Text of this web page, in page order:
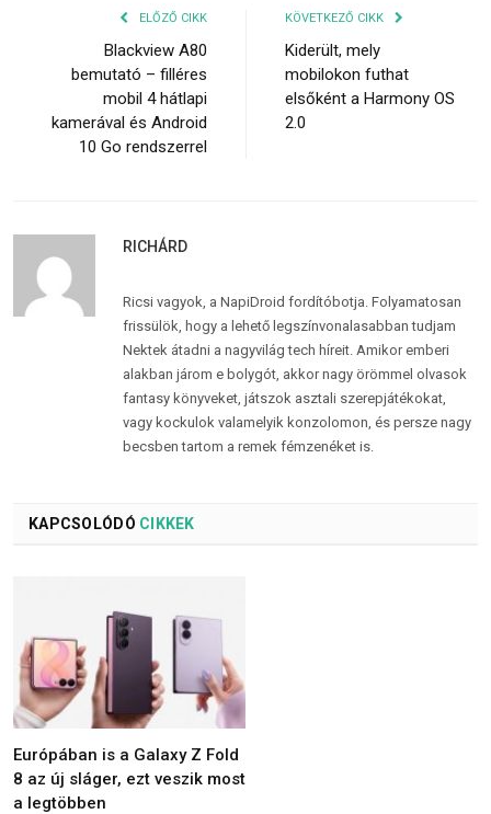
ELŐZŐ CIKK
Blackview A80
bemutató – filléres
mobil 4 hátlapi
kamerával és Android
10 Go rendszerrel
KÖVETKEZŐ CIKK
Kiderült, mely
mobilokon futhat
elsőként a Harmony OS
2.0
RICHÁRD
Ricsi vagyok, a NapiDroid fordítóbotja. Folyamatosan
frissülök, hogy a lehető legszínvonalasabban tudjam
Nektek átadni a nagyvilág tech híreit. Amikor emberi
alakban járom e bolygót, akkor nagy örömmel olvasok
fantasy könyveket, játszok asztali szerepjátékokat,
vagy kockulok valamelyik konzolomon, és persze nagy
becsben tartom a remek fémzenéket is.
KAPCSOLÓDÓ CIKKEK
Európában is a Galaxy Z Fold
8 az új sláger, ezt veszik most
a legtöbben